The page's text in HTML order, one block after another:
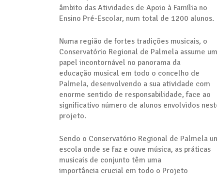
âmbito das Atividades de Apoio à Família no
Ensino Pré-Escolar, num total de 1200 alunos.
Numa região de fortes tradições musicais, o
Conservatório Regional de Palmela assume um
papel incontornável no panorama da
educação musical em todo o concelho de
Palmela, desenvolvendo a sua atividade com
enorme sentido de responsabilidade, face ao
significativo número de alunos envolvidos
projeto.
Sendo o Conservatório Regional de Palmela
escola onde se faz e ouve música, as práticas
musicais de conjunto têm uma
importância crucial em todo o Projeto